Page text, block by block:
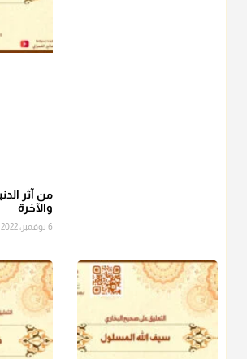
، فإلم يعلم إلا بعد ذلك لم
الصاع..فمن شق عليه إخراج الطعام هذه الأيام
أ.د. صالح الشمراني
دفعزكاة الفطرللمسكين القريب صدقة
دفعها للبعيد ولا تغرك مظاهر ووظائف
من آثر
والآخرة
6 نوفمبر، 2022